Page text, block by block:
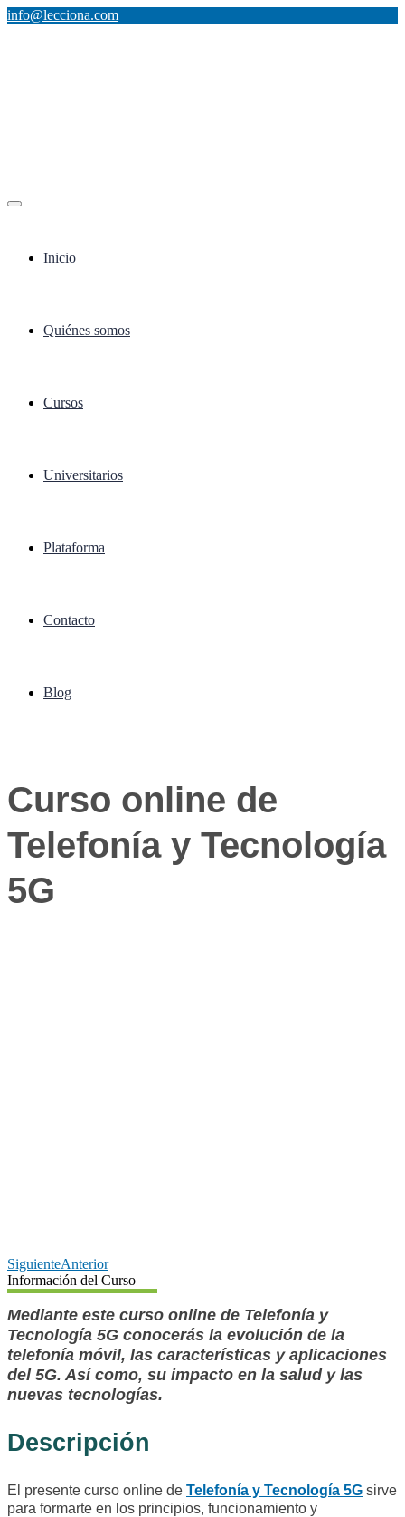
info@lecciona.com
Inicio
Quiénes somos
Cursos
Universitarios
Plataforma
Contacto
Blog
Curso online de
Telefonía y Tecnología
5G
SiguienteAnterior
Información del Curso
Mediante este curso online de Telefonía y
Tecnología 5G conocerás la evolución de la
telefonía móvil, las características y aplicaciones
del 5G. Así como, su impacto en la salud y las
nuevas tecnologías.
Descripción
El presente curso online de Telefonía y Tecnología 5G sirve
para formarte en los principios, funcionamiento y